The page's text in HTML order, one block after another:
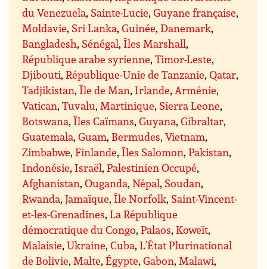
du Venezuela, Sainte-Lucie,Guyane française,
Moldavie, Sri Lanka,Guinée,Danemark,
Bangladesh, Sénégal,Îles Marshall,
République arabe syrienne,Timor-Leste,
Djibouti,République-Unie de Tanzanie,Qatar,
Tadjikistan,Île de Man, Irlande,Arménie,
Vatican,Tuvalu,Martinique, Sierra Leone,
Botswana,Îles Caïmans,Guyana,Gibraltar,
Guatemala,Guam, Bermudes,Vietnam,
Zimbabwe,Finlande,Îles Salomon,Pakistan,
Indonésie, Israël,Palestinien Occupé,
Afghanistan,Ouganda,Népal, Soudan,
Rwanda,Jamaïque,Île Norfolk, Saint-Vincent-
et-les-Grenadines,La République
démocratique du Congo,Palaos,Koweït,
Malaisie,Ukraine,Cuba,L’État Plurinational
de Bolivie,Malte,Égypte,Gabon,Malawi,